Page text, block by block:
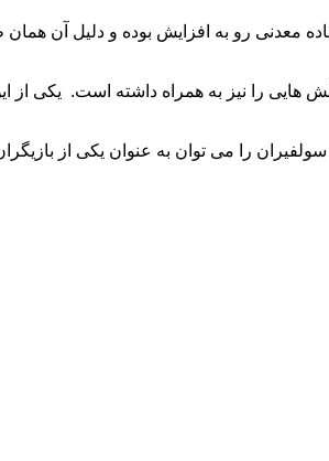
معدنی رو به افزایش بوده و دلیل آن
را نیز به همراه داشته است. یکی از این
را می توان به عنوان یکی از